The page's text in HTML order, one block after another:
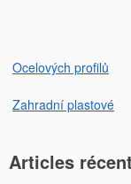
Ocelových profilů
Zahradní plastové
Articles